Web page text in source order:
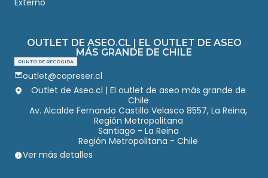
OUTLET DE ASEO.CL | EL OUTLET DE ASEO
MÁS GRANDE DE CHILE
PUNTO DE RECOGIDA
outlet@copreser.cl
Outlet de Aseo.cl | El outlet de aseo más grande de
Chile
Av. Alcalde Fernando Castillo Velasco 8557, La Reina,
Región Metropolitana
Santiago - La Reina
Región Metropolitana - Chile
Ver más detalles